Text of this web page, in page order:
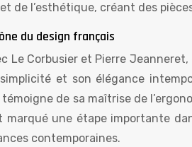
de l’esthétique, créant des
du design français
Le Corbusier et Pierre
et son élégance
de sa maîtrise de
marqué une étape importante
contemporaines.